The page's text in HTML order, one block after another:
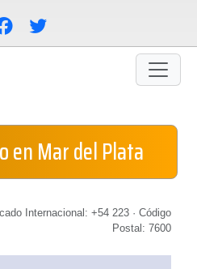
en Mar del Plata
Internacional: +54 223 · Código
Postal: 7600